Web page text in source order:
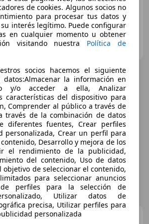
DEL RABANEDO
BMW 118118d
de cookies. Algunos socios no
para procesar tus datos y
interés legítimo. Puede configurar
en cualquier momento u obtener
visitando nuestra Política de
socios hacemos el siguiente
la información en
y/o acceder a ella, Analizar
características del dispositivo para
Comprender al público a través de
través de la combinación de datos
diferentes fuentes, Crear perfiles
personalizada, Crear un perfil para
Desarrollo y mejora de los
el rendimiento de la publicidad,
del contenido, Uso de datos
objetivo de seleccionar el contenido,
para seleccionar anuncios
de perfiles para la selección de
Utilizar datos de
precisa, Utilizar perfiles para
personalizada